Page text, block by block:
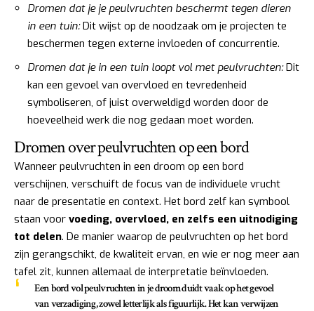
Dromen dat je je peulvruchten beschermt tegen dieren
in een tuin:Dit wijst op de noodzaak om je projecten te
beschermen tegen externe invloeden of concurrentie.
Dromen dat je in een tuin loopt vol met peulvruchten:Dit
kan een gevoel van overvloed en tevredenheid
symboliseren, of juist overweldigd worden door de
hoeveelheid werk die nog gedaan moet worden.
Dromen over peulvruchten op een bord
Wanneer peulvruchten in een droom op een bord
verschijnen, verschuift de focus van de individuele vrucht
naar de presentatie en context. Het bord zelf kan symbool
staan voor voeding, overvloed, en zelfs een uitnodiging
tot delen. De manier waarop de peulvruchten op het bord
zijn gerangschikt, de kwaliteit ervan, en wie er nog meer aan
tafel zit, kunnen allemaal de interpretatie beïnvloeden.
Een bord vol peulvruchten in je droom duidt vaak op het gevoel
van verzadiging, zowel letterlijk als figuurlijk. Het kan verwijzen